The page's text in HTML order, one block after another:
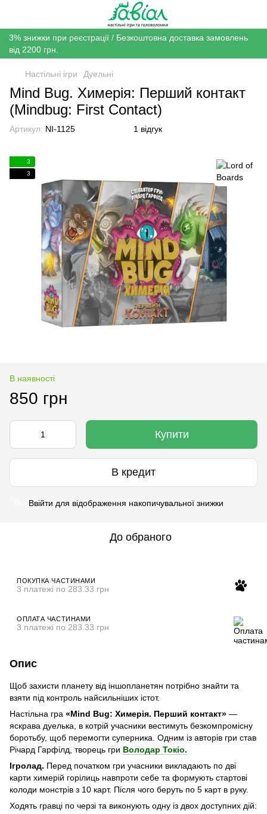
3% знижки при реєстрації / Безкоштовна доставка замовлень
від 2200 грн.
Настільні ігри Дуельні
Mind Bug. Химерія: Перший контакт
(Mindbug: First Contact)
Артикул: NI-1125 1 відгук
3
3
В наявності
850 грн
Купити
В кредит
Ввійти для відображення накопичувальної знижки
До обраного
ПОКУПКА ЧАСТИНАМИ
3 платежі по 283.33 грн
ОПЛАТА ЧАСТИНАМИ
3 платежі по 283.33 грн
Опис
Щоб захисти планету від іншопланетян потрібно знайти та
взяти під контроль найсильніших істот.
Настільна гра «Mind Bug: Химерія. Перший контакт» —
яскрава дуелька, в котрій учасники вестимуть безкомпромісну
боротьбу, щоб перемогти суперника. Одним із авторів гри став
Річард Гарфілд, творець гри Володар Токіо.
Ігролад. Перед початком гри учасники викладають по дві
карти химерій горілиць навпроти себе та формують стартові
колоди монстрів з 10 карт. Після чого беруть по 5 карт в руку.
Ходять гравці по черзі та виконують одну із двох доступних дій: